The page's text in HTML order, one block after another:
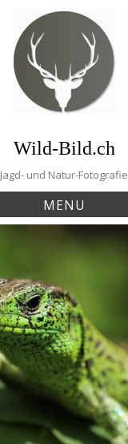
Wild-Bild.ch
Jagd- und Natur-Fotografie
MENU